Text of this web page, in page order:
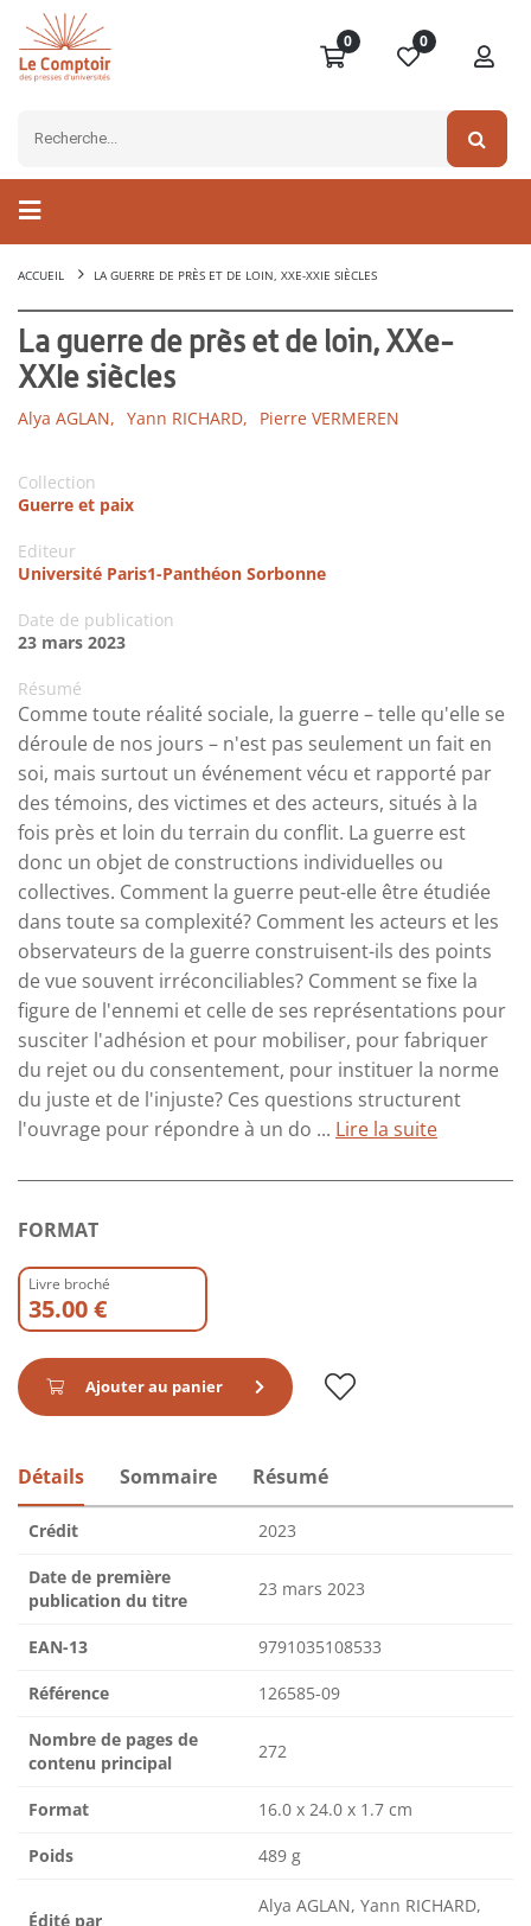
0 0
ACCUEIL LA GUERRE DE PRÈS ET DE LOIN, XXE-XXIE SIÈCLES
La guerre de près et de loin, XXe-
XXIe siècles
Alya AGLAN, Yann RICHARD, Pierre VERMEREN
Collection
Guerre et paix
Editeur
Université Paris1-Panthéon Sorbonne
Date de publication
23 mars 2023
Résumé
Comme toute réalité sociale, la guerre – telle qu'elle se
déroule de nos jours – n'est pas seulement un fait en
soi, mais surtout un événement vécu et rapporté par
des témoins, des victimes et des acteurs, situés à la
fois près et loin du terrain du conflit. La guerre est
donc un objet de constructions individuelles ou
collectives. Comment la guerre peut-elle être étudiée
dans toute sa complexité? Comment les acteurs et les
observateurs de la guerre construisent-ils des points
de vue souvent irréconciliables? Comment se fixe la
figure de l'ennemi et celle de ses représentations pour
susciter l'adhésion et pour mobiliser, pour fabriquer
du rejet ou du consentement, pour instituer la norme
du juste et de l'injuste? Ces questions structurent
l'ouvrage pour répondre à un do ... Lire la suite
FORMAT
Livre broché
35.00 €
Ajouter au panier
Détails Sommaire Résumé
Crédit 2023
Date de première
publication du titre
23 mars 2023
EAN-13 9791035108533
Référence 126585-09
Nombre de pages de
contenu principal
272
Format 16.0 x 24.0 x 1.7 cm
Poids 489 g
Édité par
Alya AGLAN, Yann RICHARD,